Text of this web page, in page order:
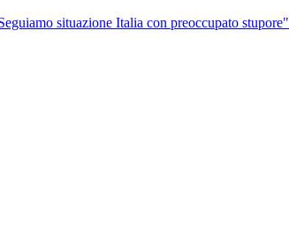
situazione Italia con preoccupato stupore"